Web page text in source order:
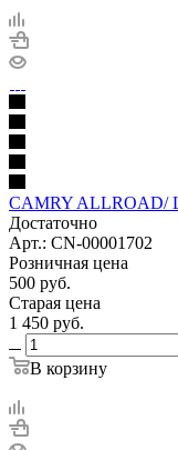
CAMRY ALLROAD/
Достаточно
Арт.: CN-00001702
Розничная цена
500 руб.
Старая цена
1 450 руб.
В корзину